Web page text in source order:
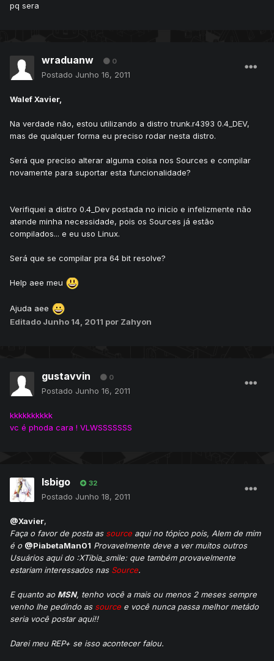
pq sera
wraduanw 0
Postado Junho 16, 2011
Walef Xavier,
Na verdade não, estou utilizando a distro trunk.r4393 0.4_DEV,
mas de qualquer forma eu preciso rodar nesta distro.
Será que preciso alterar alguma coisa nos Sources e compilar
novamente para suportar esta funcionalidade?
Verifiquei a distro 0.4_Dev postada no inicio e infelizmente não
atende minha necessidade, pois os Sources já estão
compilados... e eu uso Linux.
Será que se compilar pra 64 bit resolve?
Help aee meu
Ajuda aee
Editado Junho 14, 2011 por Zahyon
gustavvin 0
Postado Junho 16, 2011
kkkkkkkkkk
vc é phoda cara ! VLWSSSSSSS
Isbigo 32
Postado Junho 18, 2011
@Xavier,
Faça o favor de posta as source aqui no tópico pois, Alem de mim
é o @PiabetaMan01 Provavelmente deve a ver muitos outros
Usuários aqui do :XTibia_smile: que também provavelmente
estariam interessados nas Source.
E quanto ao MSN, tenho você a mais ou menos 2 meses sempre
venho lhe pedindo as source e você nunca passa melhor metádo
seria você postar aqui!!
Darei meu REP+ se isso acontecer falou.